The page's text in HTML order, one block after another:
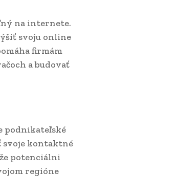
na internete.
svoju online
firmám
a budovať
podnikateľské
svoje kontaktné
potenciálni
regióne